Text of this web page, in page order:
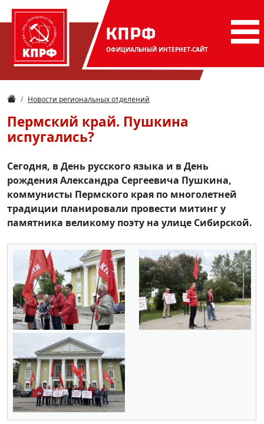
КПРФ
ОФИЦИАЛЬНЫЙ ИНТЕРНЕТ-САЙТ
Новости региональных отделений
Пермский край. Пушкина
испугались?
Сегодня, в День русского языка и в День
рождения Александра Сергеевича Пушкина,
коммунисты Пермского края по многолетней
традиции планировали провести митинг у
памятника великому поэту на улице Сибирской.